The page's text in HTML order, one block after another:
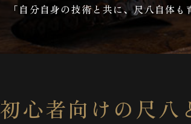
「自分自身の技術と共に、尺八自体
初心者向けの尺八